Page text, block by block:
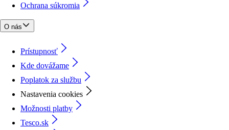
Ochrana súkromia
O nás
Prístupnosť
Kde dovážame
Poplatok za službu
Nastavenia cookies
Možnosti platby
Tesco.sk